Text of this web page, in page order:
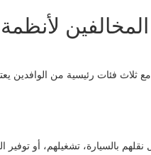
بالسيارة، تشغيلهم، أو